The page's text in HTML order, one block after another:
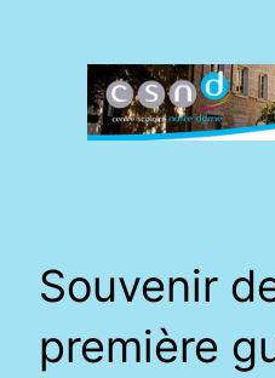
Souvenir
première